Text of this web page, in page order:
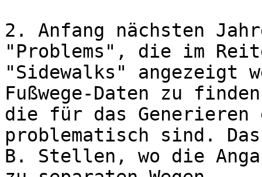
2. Anfang nächsten
"Problems", die im
"Sidewalks" angezeigt
Fußwege-Daten zu
die für das Generieren
problematisch sind.
B. Stellen, wo die